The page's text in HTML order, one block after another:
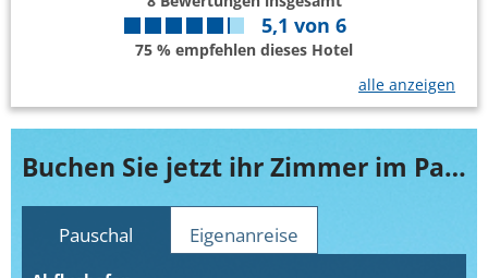
5,1 von 6
75 % empfehlen dieses Hotel
alle anzeigen
Buchen Sie jetzt ihr Zimmer im Paradis Plage Resort
Pauschal Eigenanreise